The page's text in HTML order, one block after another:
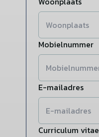
Mobielnummer
E-mailadres
Curriculum vitae